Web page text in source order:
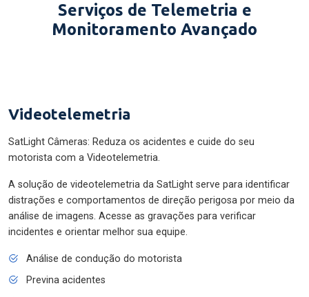
Serviços de Telemetria e
Monitoramento Avançado
Videotelemetria
SatLight Câmeras: Reduza os acidentes e cuide do seu
motorista com a Videotelemetria.
A solução de videotelemetria da SatLight serve para identificar
distrações e comportamentos de direção perigosa por meio da
análise de imagens. Acesse as gravações para verificar
incidentes e orientar melhor sua equipe.
Análise de condução do motorista
Previna acidentes